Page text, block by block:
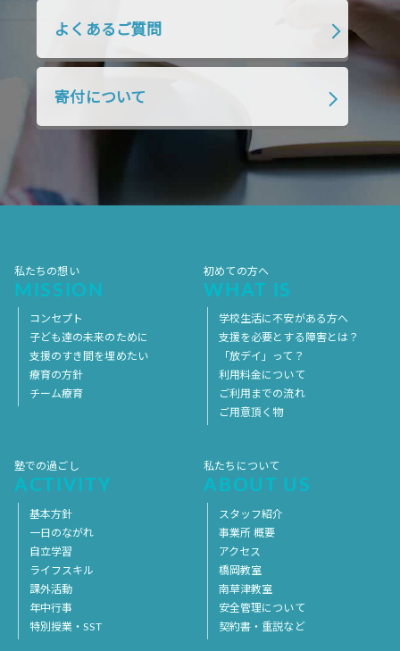
2018年7月 2018年6月
2018年4月 2018年3月 2018年2月
2018年1月 2017年12月
2017年10月 2017年9月 2017年8月
2017年5月
2017年4月
よくあるご質問
寄付について
私たちの想い
MISSION
コンセプト
子ども達の未来のために
支援のすき間を埋めたい
療育の方針
チーム療育
初めての方へ
WHAT IS
学校生活に不安がある方へ
支援を必要とする障害とは？
「放デイ」って？
利用料金について
ご利用までの流れ
ご用意頂く物
塾での過ごし
ACTIVITY
基本方針
一日のながれ
自立学習
ライフスキル
課外活動
年中行事
特別授業・SST
私たちについて
ABOUT US
スタッフ紹介
事業所 概要
アクセス
橋岡教室
南草津教室
安全管理について
契約書・重説など